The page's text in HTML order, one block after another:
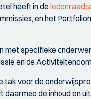
heeft in de
en het
met specifieke
en de
voor de
de inhoud en